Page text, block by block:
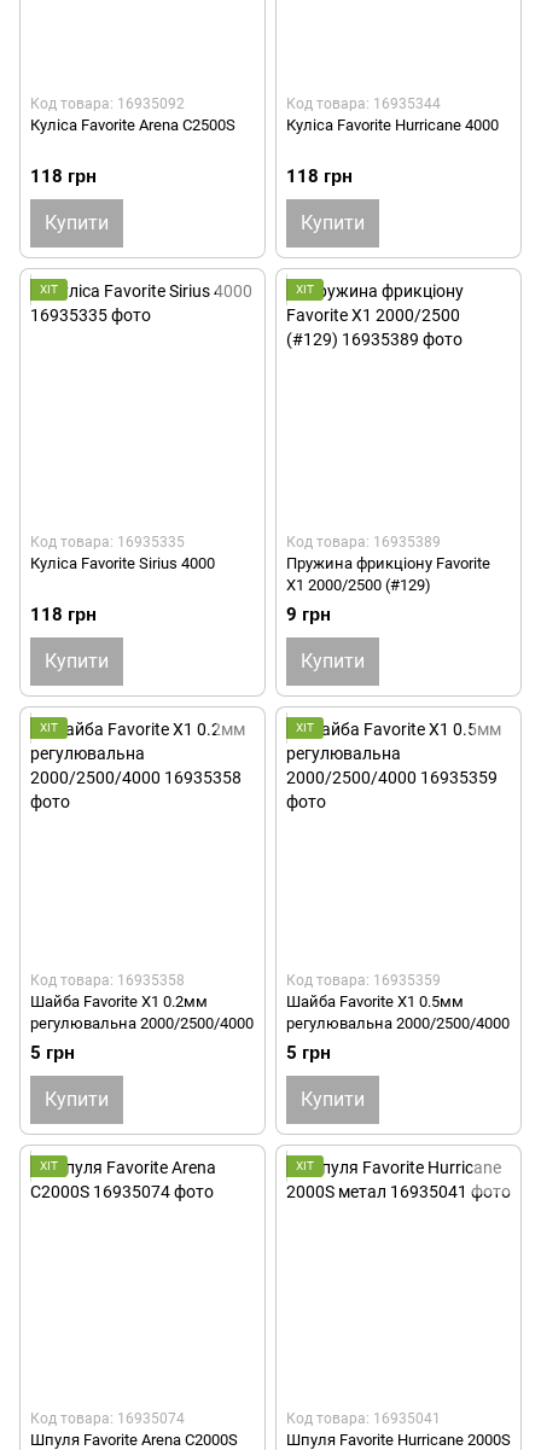
Код товара: 16935092
Куліса Favorite Arena C2500S
118 грн
Купити
Код товара: 16935344
Куліса Favorite Hurricane 4000
118 грн
Купити
ХІТ
Код товара: 16935335
Куліса Favorite Sirius 4000
118 грн
Купити
ХІТ
Код товара: 16935389
Пружина фрикціону Favorite
X1 2000/2500 (#129)
9 грн
Купити
ХІТ
Код товара: 16935358
Шайба Favorite X1 0.2мм
регулювальна 2000/2500/4000
5 грн
Купити
ХІТ
Код товара: 16935359
Шайба Favorite X1 0.5мм
регулювальна 2000/2500/4000
5 грн
Купити
ХІТ
Код товара: 16935074
Шпуля Favorite Arena C2000S
ХІТ
Код товара: 16935041
Шпуля Favorite Hurricane 2000S